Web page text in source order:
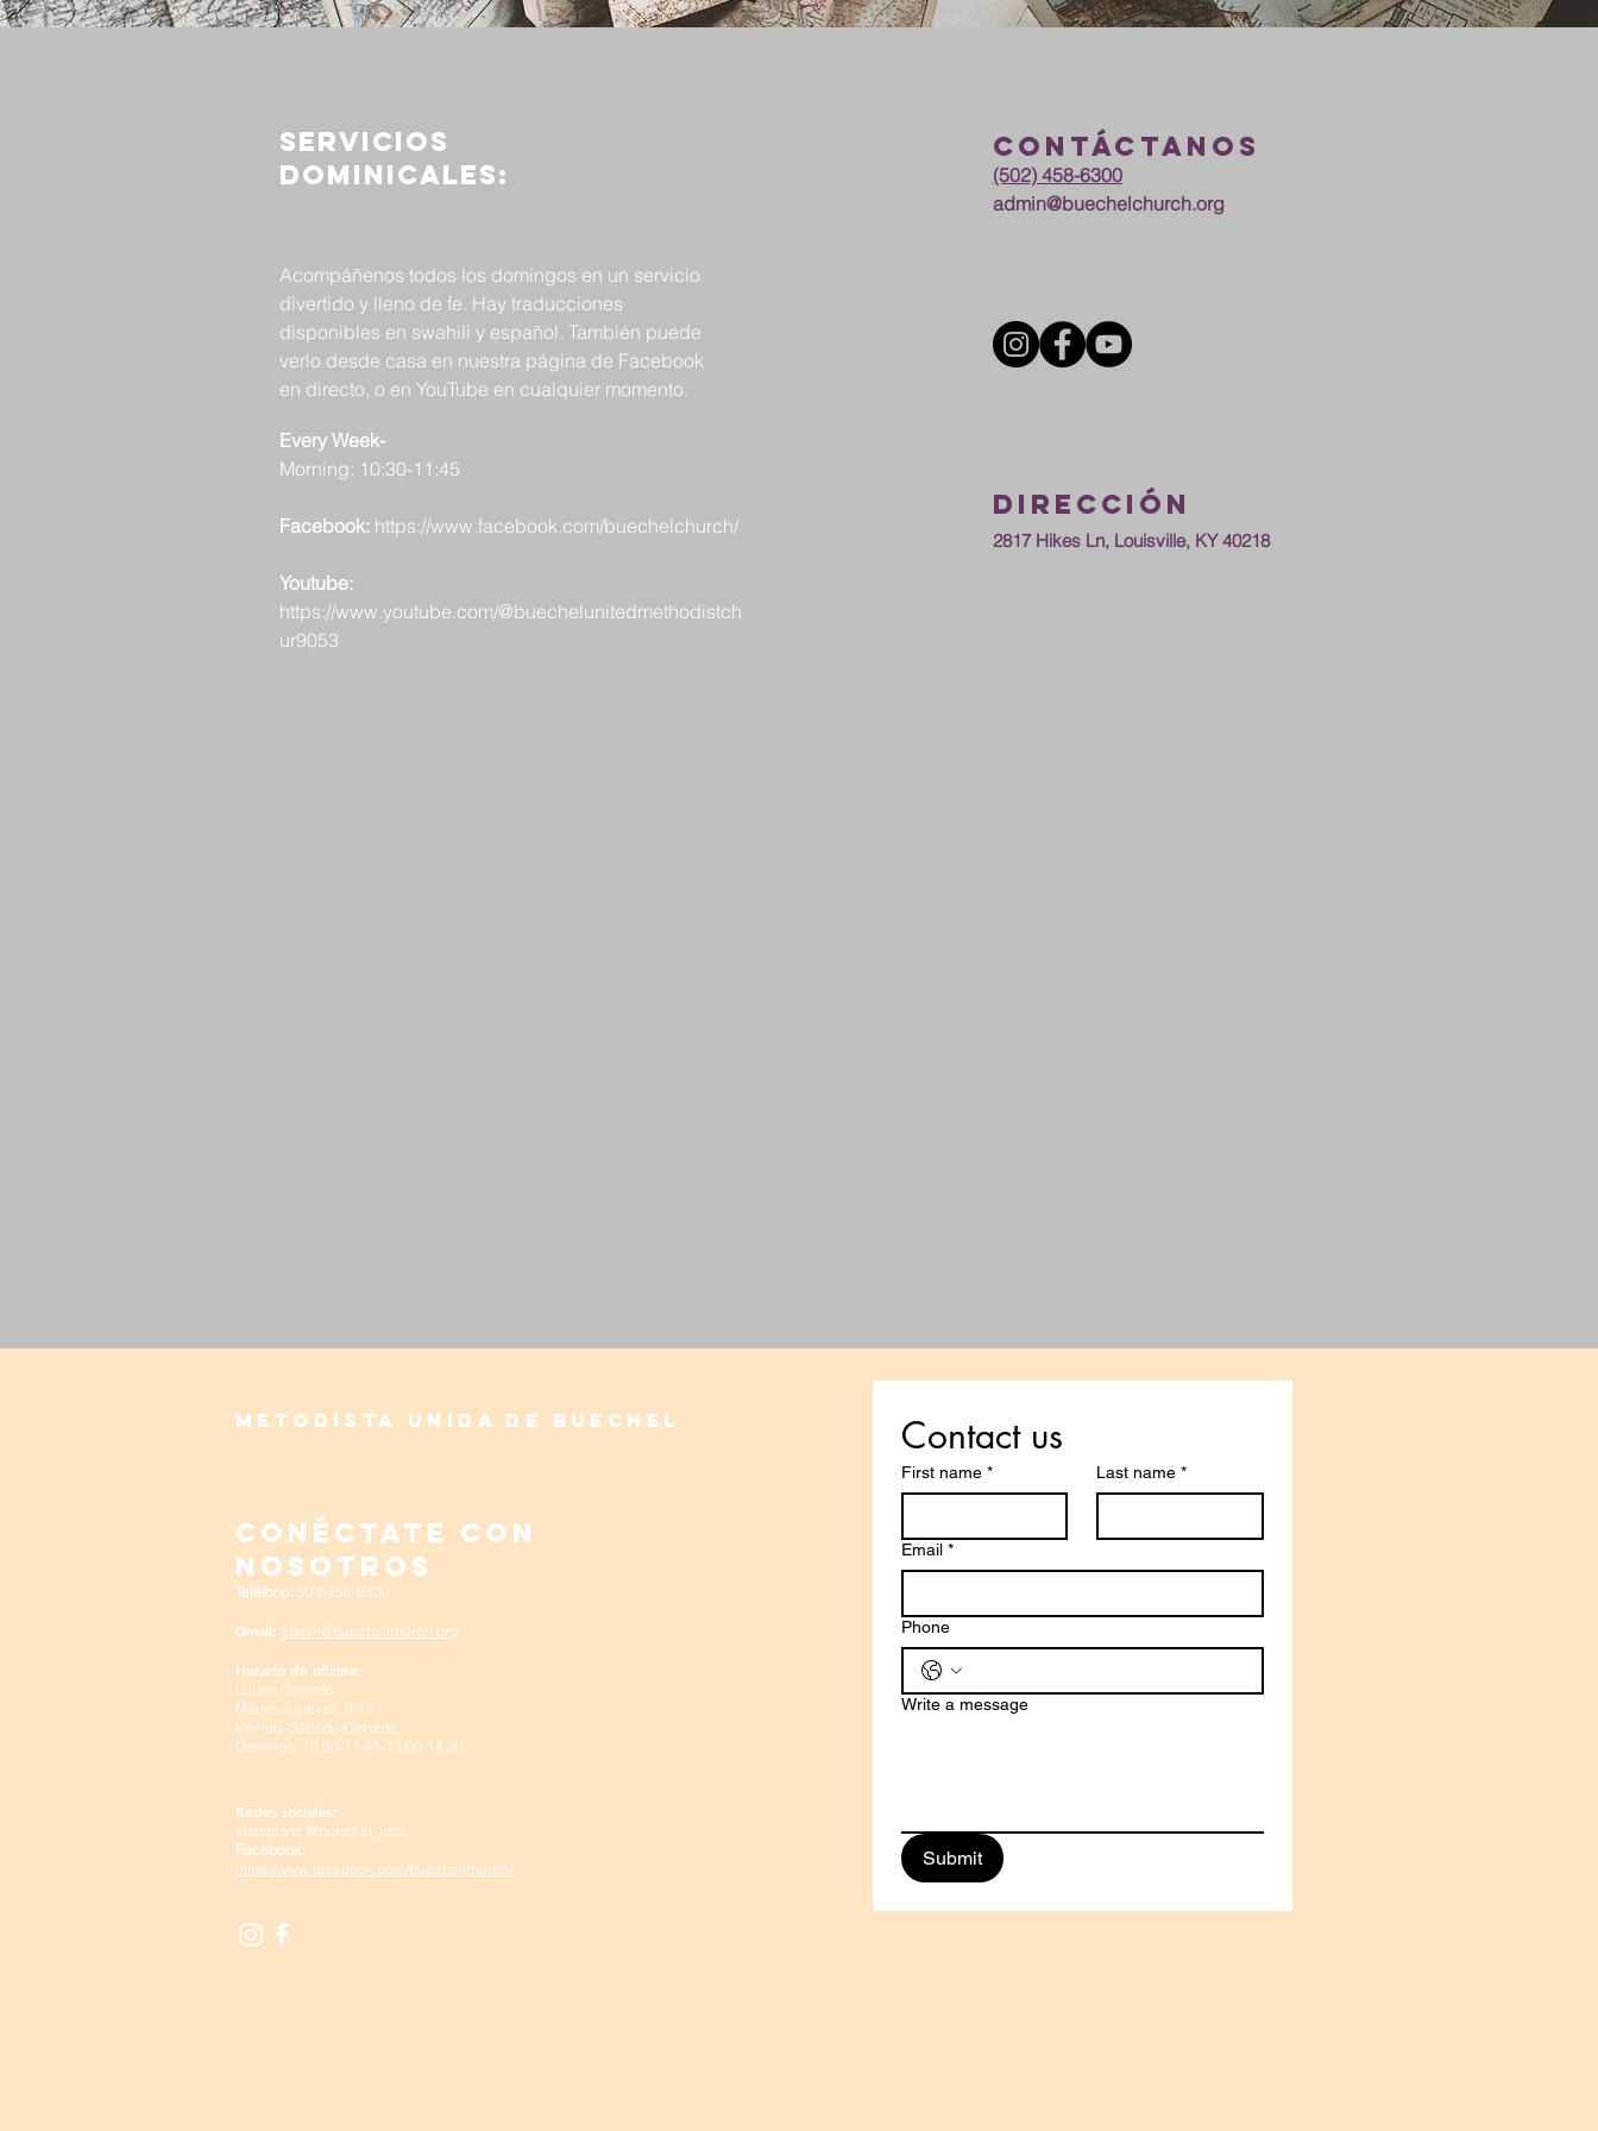
Servicios
dominicales:
Acompáñenos todos los domingos en un servicio
divertido y lleno de fe. Hay traducciones
disponibles en swahili y español. También puede
verlo desde casa en nuestra página de Facebook
en directo, o en YouTube en cualquier momento.
Every Week-
Morning: 10:30-11:45
Facebook: https://www.facebook.com/buechelchurch/
Youtube:
https://www.youtube.com/@buechelunitedmethodistch
ur9053
Contáctanos
(502) 458-6300
admin@buechelchurch.org
DIRECCIÓN
2817 Hikes Ln, Louisville, KY 40218
Metodista Unida de Buechel
Conéctate con
nosotros
Teléfono: 502-458-6300
Gmail: admin@buechelchurch.org
Horario de oficina:
Lunes-Cerrado
Martes a jueves: 9-12
Viernes-Sábado-Cerrado
Domingo: 10:30-11:45-13:00-14:30
Redes sociales:
Instagram: @buechel_umc
Facebook:
https://www.facebook.com/buechelchurch/
Contact us
First name * Last name *
Email *
Phone
Write a message
Submit